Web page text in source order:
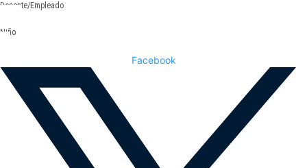
Docente/Empleado
Niño
Facebook